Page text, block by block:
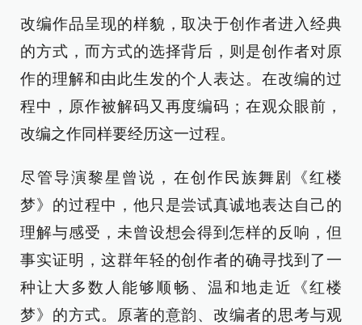
改编作品呈现的样貌，取决于创作者进入经典
的方式，而方式的选择背后，则是创作者对原
作的理解和由此生发的个人表达。在改编的过
程中，原作被解码又再度编码；在观众眼前，
改编之作同样要经历这一过程。
尽管导演黎星曾说，在创作民族舞剧《红楼
梦》的过程中，他只是尝试真诚地表达自己的
理解与感受，未曾设想会得到怎样的反响，但
事实证明，这群年轻的创作者的确寻找到了一
种让大多数人能够顺畅、温和地走近《红楼
梦》的方式。原著的意韵、改编者的思考与观